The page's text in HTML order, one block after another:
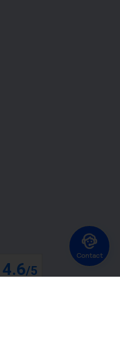
Contact
fenêtre
- Nouvelle fenêtre
- Nouvelle fenêtre
X - Nouvelle fenêtre
sur Facebook - Nouvelle